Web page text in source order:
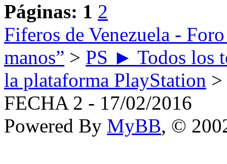
Páginas: 1 2
Fiferos de Venezuela -
manos” > PS ► Todos los
la plataforma PlayStation >
FECHA 2 - 17/02/2016
Powered By MyBB, ©